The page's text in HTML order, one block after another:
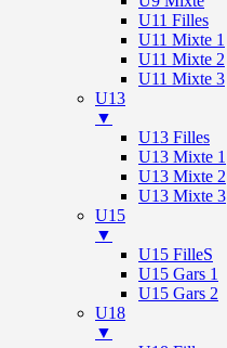
U11 Filles
U11 Mixte 1
U11 Mixte 2
U11 Mixte 3
U13
▼
U13 Filles
U13 Mixte 1
U13 Mixte 2
U13 Mixte 3
U15
▼
U15 FilleS
U15 Gars 1
U15 Gars 2
U18
▼